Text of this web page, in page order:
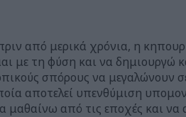
από μερικά χρόνια, η
με τη φύση και να δημιουργώ
σπόρους να μεγαλώνουν
αποτελεί υπενθύμιση
μαθαίνω από τις εποχές και